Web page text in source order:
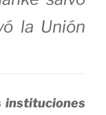
la Unión
instituciones